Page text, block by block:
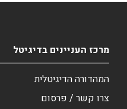
מרכז העניינים בדיגיטל
המהדורה הדיגיטלית
צרו קשר / פרסום